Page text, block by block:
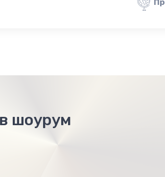
шоурум